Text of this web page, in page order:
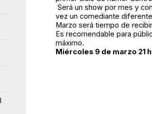
Será un show por mes y
vez un comediante
Marzo será tiempo de
Es recomendable para
máximo.
Miércoles 9 de marzo 21